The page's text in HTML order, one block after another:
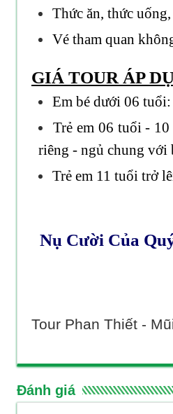
Thức ăn, thức
Vé tham quan
GIÁ TOUR ÁP
Em bé dưới 06
Trẻ em 06 tuổi -
riêng - ngủ chung với
Trẻ em 11 tuổi trở
Nụ Cười Của
Tour Phan Thiết -
Đánh giá